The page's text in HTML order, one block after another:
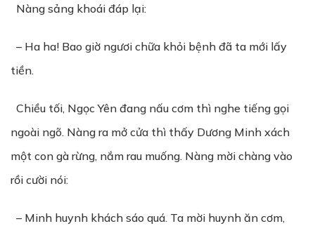
Nàng sảng khoái đáp lại:
– Ha ha! Bao giờ ngươi chữa khỏi bệnh đã ta mới lấy
tiền.
Chiều tối, Ngọc Yên đang nấu cơm thì nghe tiếng gọi
ngoài ngõ. Nàng ra mở cửa thì thấy Dương Minh xách
một con gà rừng, nắm rau muống. Nàng mời chàng vào
rồi cười nói:
– Minh huynh khách sáo quá. Ta mời huynh ăn cơm,